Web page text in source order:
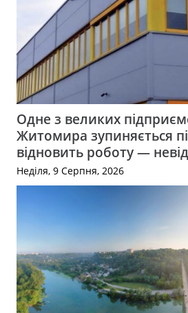
Одне з великих
Житомира зупиняється
відновить роботу —
Неділя, 9 Серпня, 2026